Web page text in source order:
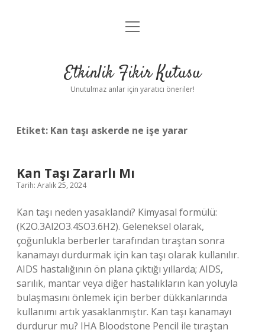
Anasayfa
Yasal Uyarı
menüyü
Etkinlik Fikir Kutusu
Unutulmaz anlar için yaratıcı öneriler!
Etiket: Kan taşı askerde ne işe yarar
Kan Taşı Zararlı Mı
Tarih: Aralık 25, 2024
Kan taşı neden yasaklandı? Kimyasal formülü:
(K2O.3Al2O3.4SO3.6H2). Geleneksel olarak,
çoğunlukla berberler tarafından tıraştan sonra
kanamayı durdurmak için kan taşı olarak kullanılır.
AIDS hastalığının ön plana çıktığı yıllarda; AIDS,
sarılık, mantar veya diğer hastalıkların kan yoluyla
bulaşmasını önlemek için berber dükkanlarında
kullanımı artık yasaklanmıştır. Kan taşı kanamayı
durdurur mu? IHA Bloodstone Pencil ile tıraştan